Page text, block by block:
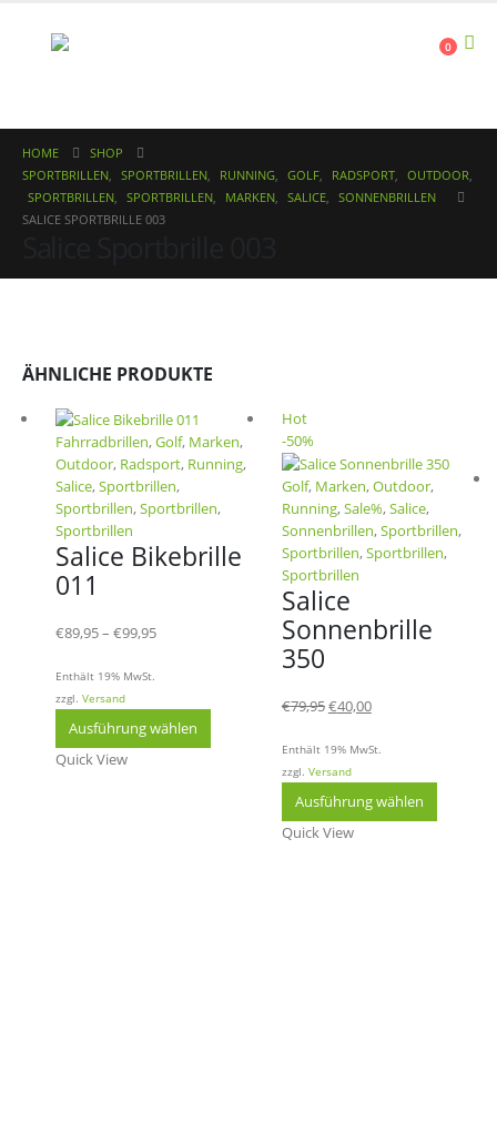
0
HOME
SHOP
SPORTBRILLEN, SPORTBRILLEN, RUNNING, GOLF, RADSPORT, OUTDOOR,
SPORTBRILLEN, SPORTBRILLEN, MARKEN, SALICE, SONNENBRILLEN
SALICE SPORTBRILLE 003
ÄHNLICHE PRODUKTE
Fahrradbrillen,Golf, Marken,
Outdoor, Radsport, Running,
Salice,Sportbrillen,
Sportbrillen,Sportbrillen,
Sportbrillen
Salice Bikebrille
011
€89,95– €99,95Preisspanne:
Enthält 19% MwSt.
zzgl. Versand
Ausführung wählen
Quick View
Hot
-50%
Golf, Marken,Outdoor,
Running,Sale%,Salice,
Sonnenbrillen,Sportbrillen,
Sportbrillen,Sportbrillen,
Sportbrillen
Salice
Sonnenbrille
350
€79,95Ursprünglicher
war:
€79,95
€40,00Aktueller
ist:
Enthält 19% MwSt.
zzgl. Versand
Ausführung wählen
Quick View